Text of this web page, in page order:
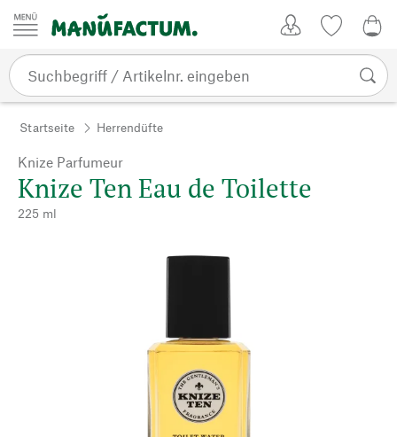
Zum Inhalt springen
Startseite Herrendüfte
Knize Parfumeur
Knize Ten Eau de Toilette
225 ml